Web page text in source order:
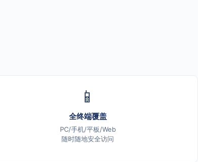
📱
全终端覆盖
PC/手机/平板/Web
随时随地安全访问